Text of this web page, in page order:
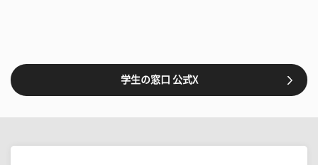
学生の窓口 公式X